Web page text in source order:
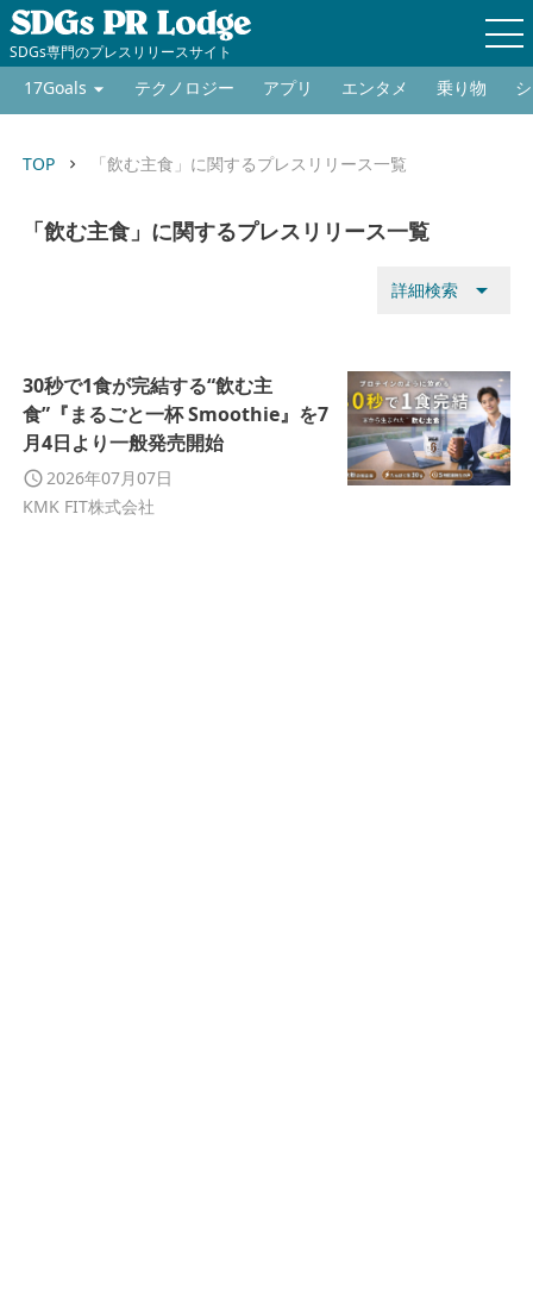
SDGs専門のプレスリリースサイト
17Goals テクノロジー アプリ エンタメ 乗り物
TOP keyboard_arrow_right 「飲む主食」に関するプレスリリース一覧
「飲む主食」に関するプレスリリース一覧
詳細検索 arrow_drop_down
30秒で1食が完結する“飲む主
食”『まるごと一杯 Smoothie』を7
月4日より一般発売開始
2026年07月07日
KMK FIT株式会社